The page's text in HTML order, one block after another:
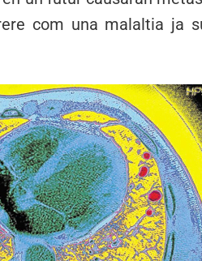
com una malaltia ja